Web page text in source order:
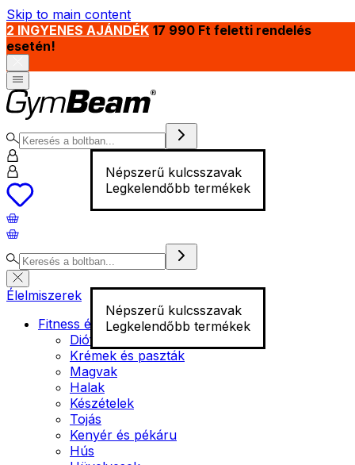
Skip to main content
2 INGYENES AJÁNDÉK 17 990 Ft feletti rendelés
esetén!
Népszerű kulcsszavak
Legkelendőbb termékek
Népszerű kulcsszavak
Legkelendőbb termékek
Élelmiszerek
Fitness élelmiszer
Diófélék
Krémek és paszták
Magvak
Halak
Készételek
Tojás
Kenyér és pékáru
Hús